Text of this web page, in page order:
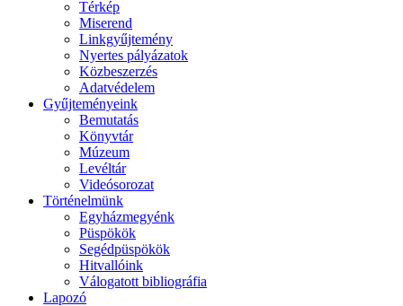
Térkép
Miserend
Linkgyűjtemény
Nyertes pályázatok
Közbeszerzés
Adatvédelem
Gyűjteményeink
Bemutatás
Könyvtár
Múzeum
Levéltár
Videósorozat
Történelmünk
Egyházmegyénk
Püspökök
Segédpüspökök
Hitvallóink
Válogatott bibliográfia
Lapozó